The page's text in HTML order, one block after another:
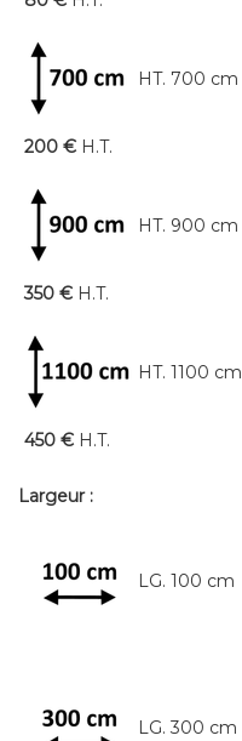
HT. 700 cm
200 € H.T.
HT. 900 cm
350 € H.T.
HT. 1100 cm
450 € H.T.
Largeur :
LG. 100 cm
LG. 300 cm